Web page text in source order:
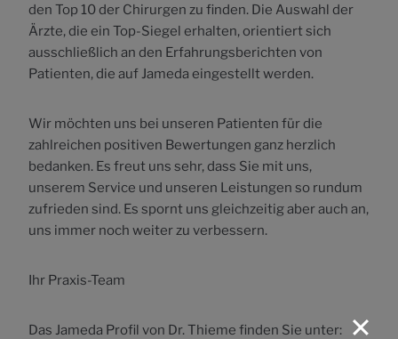
den Top 10 der Chirurgen zu finden. Die Auswahl der
Ärzte, die ein Top-Siegel erhalten, orientiert sich
ausschließlich an den Erfahrungsberichten von
Patienten, die auf Jameda eingestellt werden.
Wir möchten uns bei unseren Patienten für die
zahlreichen positiven Bewertungen ganz herzlich
bedanken. Es freut uns sehr, dass Sie mit uns,
unserem Service und unseren Leistungen so rundum
zufrieden sind. Es spornt uns gleichzeitig aber auch an,
uns immer noch weiter zu verbessern.
Ihr Praxis-Team
Das Jameda Profil von Dr. Thieme finden Sie unter: